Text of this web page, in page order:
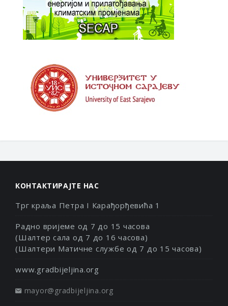
КОНТАКТИРАЈТЕ НАС
Трг краља Петра I Карађорђевића 1
Радно вријеме од 7 до 15 часова
(Шалтер сала од 7 до 16 часова)
(Шалтери Матичне службе од 7 до 15 часова)
www.gradbijeljina.org
mayor@gradbijeljina.org